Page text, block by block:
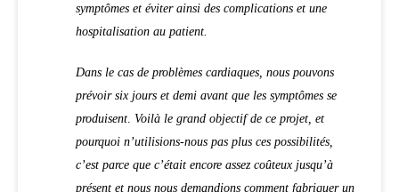
symptômes et éviter ainsi des complications et une
hospitalisation au patient.
Dans le cas de problèmes cardiaques, nous pouvons
prévoir six jours et demi avant que les symptômes se
produisent Voilà le grand objectif de ce projet, et
pourquoi n’utilisions-nous pas plus ces possibilités,
c’est parce que c’était encore assez coûteux jusqu’à
présent et nous nous demandions comment fabriquer un